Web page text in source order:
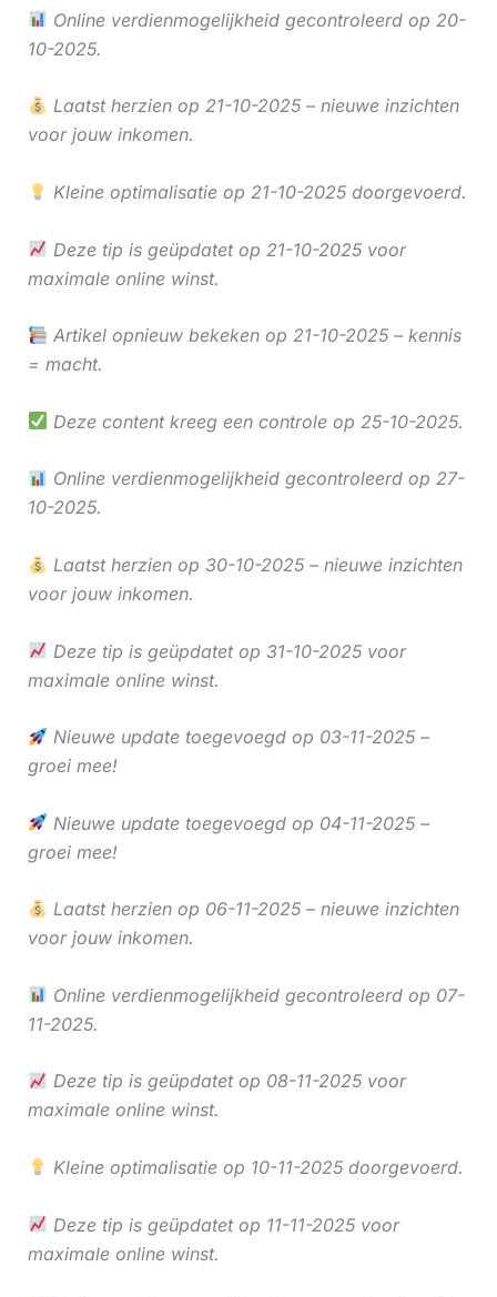
Online verdienmogelijkheid gecontroleerd op 20-
10-2025.
Laatst herzien op 21-10-2025 – nieuwe inzichten
voor jouw inkomen.
Kleine optimalisatie op 21-10-2025 doorgevoerd.
Deze tip is geüpdatet op 21-10-2025 voor
maximale online winst.
Artikel opnieuw bekeken op 21-10-2025 – kennis
= macht.
Deze content kreeg een controle op 25-10-2025.
Online verdienmogelijkheid gecontroleerd op 27-
10-2025.
Laatst herzien op 30-10-2025 – nieuwe inzichten
voor jouw inkomen.
Deze tip is geüpdatet op 31-10-2025 voor
maximale online winst.
Nieuwe update toegevoegd op 03-11-2025 –
groei mee!
Nieuwe update toegevoegd op 04-11-2025 –
groei mee!
Laatst herzien op 06-11-2025 – nieuwe inzichten
voor jouw inkomen.
Online verdienmogelijkheid gecontroleerd op 07-
11-2025.
Deze tip is geüpdatet op 08-11-2025 voor
maximale online winst.
Kleine optimalisatie op 10-11-2025 doorgevoerd.
Deze tip is geüpdatet op 11-11-2025 voor
maximale online winst.